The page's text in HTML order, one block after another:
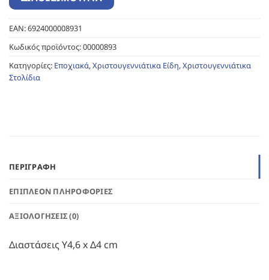
EAN:6924000008931
Κωδικός προϊόντος:00000893
Κατηγορίες: Εποχιακά,Χριστουγεννιάτικα Είδη,Χριστουγεννιάτικα
Στολίδια
ΠΕΡΙΓΡΑΦΉ
ΕΠΙΠΛΈΟΝ ΠΛΗΡΟΦΟΡΊΕΣ
ΑΞΙΟΛΟΓΉΣΕΙΣ (0)
Διαστάσεις Υ4,6 x Δ4 cm